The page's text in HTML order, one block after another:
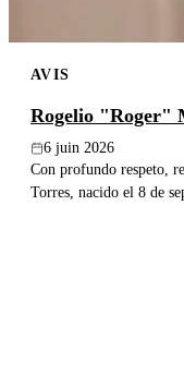
AVIS
Rogelio "Roger"
6 juin 2026
Con profundo respeto,
Torres, nacido el 8 de